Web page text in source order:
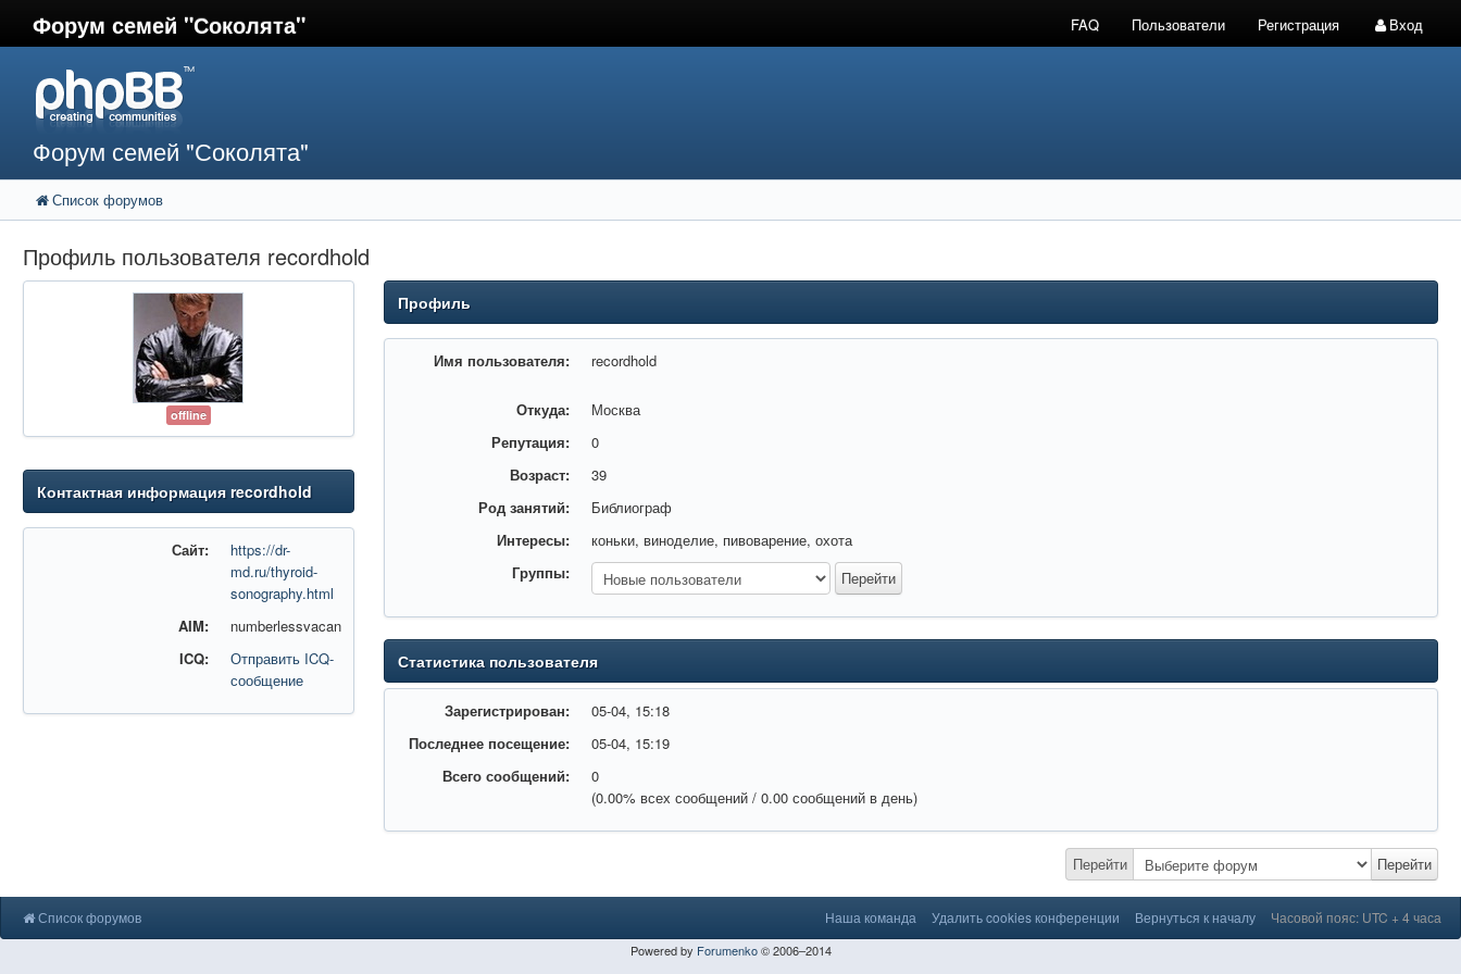
Форум семей "Соколята" FAQ Пользователи Регистрация Вход
Форум семей "Соколята"
Список форумов
Профиль пользователя recordhold
offline
Контактная информация recordhold
Сайт:
https://dr-
md.ru/thyroid-
sonography.html
AIM:
numberlessvacan
ICQ:
Отправить ICQ-
сообщение
Профиль
Имя пользователя: recordhold
Откуда:
Москва
Репутация:
0
Возраст:
39
Род занятий:
Библиограф
Интересы:
коньки, виноделие, пивоварение, охота
Группы:
Статистика пользователя
Зарегистрирован:
05-04, 15:18
Последнее посещение:
05-04, 15:19
Всего сообщений:
0
(0.00% всех сообщений / 0.00 сообщений в день)
Перейти Перейти
Список форумов Наша команда Удалить cookies конференции Вернуться к началу Часовой пояс: UTC + 4 часа
Powered by Forumenko© 2006–2014